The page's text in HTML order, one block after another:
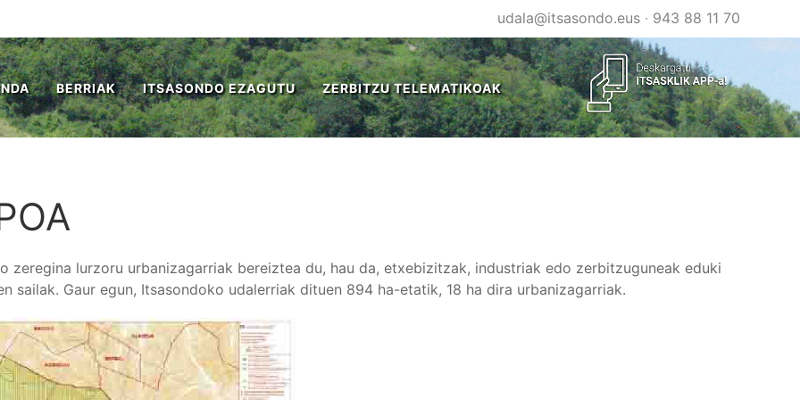
udala@itsasondo.eus· 943 88 11 70
BERRIAK ITSASONDO EZAGUTU ZERBITZU TELEMATIKOAK
zeregina lurzoru urbanizagarriak bereiztea du, hau da, etxebizitzak, industriak edo zerbitzuguneak eduki
sailak. Gaur egun, Itsasondoko udalerriak dituen 894 ha-etatik, 18 ha dira urbanizagarriak.